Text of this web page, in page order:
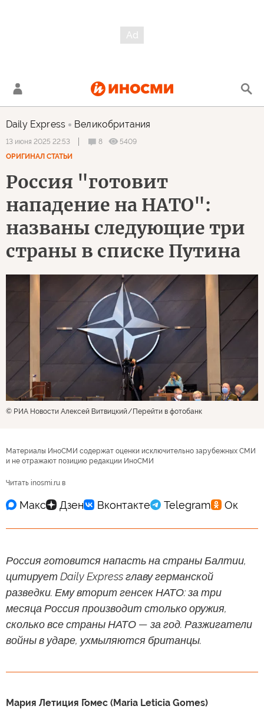
Daily Express Великобритания
13 июня 2025 22:53 8
5409
ОРИГИНАЛ СТАТЬИ
Россия "готовит
нападение на НАТО":
названы следующие три
страны в списке Путина
© РИА Новости Алексей Витвицкий Перейти в фотобанк
Материалы ИноСМИ содержат оценки исключительно зарубежных СМИ
и не отражают позицию редакции ИноСМИ
Читать inosmi.ru в
Россия готовится напасть на страны Балтии,
цитирует Daily Express главу германской
разведки. Ему вторит генсек НАТО: за три
месяца Россия производит столько оружия,
сколько все страны НАТО — за год. Разжигатели
войны в ударе, ухмыляются британцы.
Мария Летиция Гомес (Maria Leticia Gomes)